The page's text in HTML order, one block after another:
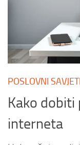
POSLOVNI SAVJETI
Kako
interneta